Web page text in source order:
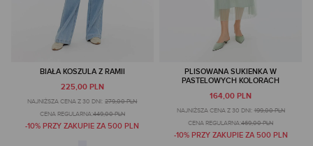
BIAŁA KOSZULA Z RAMII
225,00 PLN
NAJNIŻSZA CENA Z 30 DNI: 279,00 PLN
CENA REGULARNA:449,00 PLN
-10% PRZY ZAKUPIE ZA 500 PLN
PLISOWANA SUKIENKA W
PASTELOWYCH KOLORACH
164,00 PLN
NAJNIŻSZA CENA Z 30 DNI: 199,00 PLN
CENA REGULARNA:469,00 PLN
-10% PRZY ZAKUPIE ZA 500 PLN